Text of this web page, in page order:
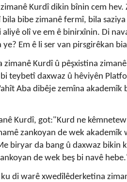
Kurdî dikin bînin cem hev.
bibe zimanê fermî, bila
olî ve em ê binirxînin. Di
ye? Em ê li ser van pirsgirêkan
Kurdî û pêşxistina
teybetî daxwaz û hêviyên
Aba dibêje zemîna akademîk
Kurdî, got:"Kurd ne
zankoyan de wek akademîk
biryar da bang û daxwaz bikin
de wek beş bi navê
di warê xwedîlêderketina